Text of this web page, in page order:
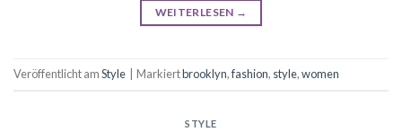
WEITERLESEN →
Veröffentlicht amStyle Markiertbrooklyn,fashion, style,women
STYLE